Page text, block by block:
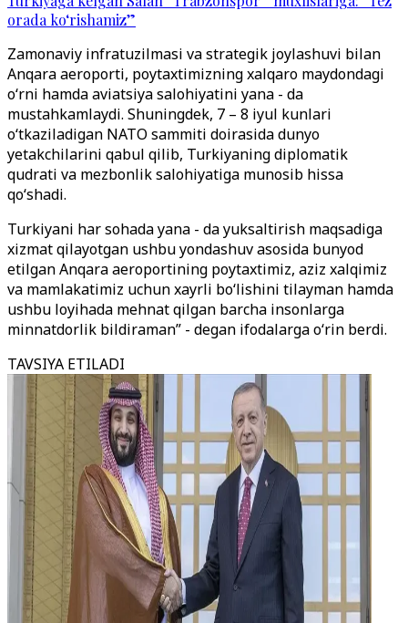
orada ko‘rishamiz”
Zamonaviy infratuzilmasi va strategik joylashuvi bilan
Anqara aeroporti, poytaxtimizning xalqaro maydondagi
o‘rni hamda aviatsiya salohiyatini yana - da
mustahkamlaydi. Shuningdek, 7 – 8 iyul kunlari
o‘tkaziladigan NATO sammiti doirasida dunyo
yetakchilarini qabul qilib, Turkiyaning diplomatik
qudrati va mezbonlik salohiyatiga munosib hissa
qo‘shadi.
Turkiyani har sohada yana - da yuksaltirish maqsadiga
xizmat qilayotgan ushbu yondashuv asosida bunyod
etilgan Anqara aeroportining poytaxtimiz, aziz xalqimiz
va mamlakatimiz uchun xayrli bo‘lishini tilayman hamda
ushbu loyihada mehnat qilgan barcha insonlarga
minnatdorlik bildiraman” - degan ifodalarga o‘rin berdi.
TAVSIYA ETILADI